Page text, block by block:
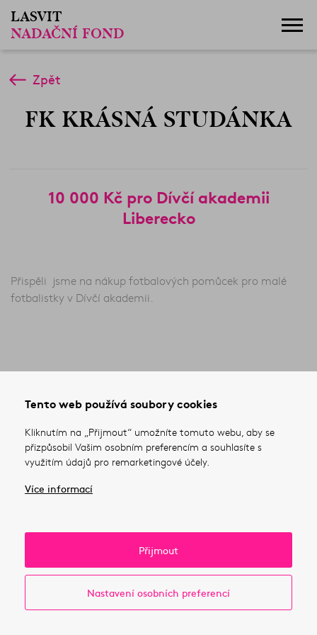
LASVIT
NADAČNÍ FOND
Zpět
FK KRÁSNÁ STUDÁNKA
10 000 Kč pro Dívčí akademii
Liberecko
Přispěli jsme na nákup fotbalových pomůcek pro malé
fotbalistky v Dívčí akademii.
Tento web používá soubory cookies
Kliknutím na „Přijmout“ umožníte tomuto webu, aby se
přizpůsobil Vašim osobním preferencím a souhlasíte s
využitím údajů pro remarketingové účely.
Více informací
Přijmout
Nastavení osobních preferencí